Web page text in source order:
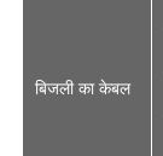
बिजली का केबल